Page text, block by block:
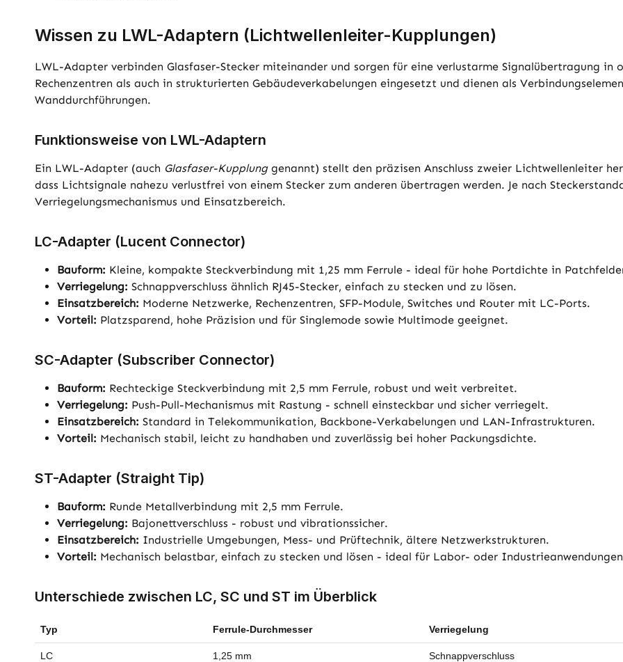
Wissen zu LWL-Adaptern (Lichtwellenleiter-Kupplungen)
LWL-Adapter verbinden Glasfaser-Stecker miteinander und sorgen für eine verlustarme Signalübertragung in
Rechenzentren als auch in strukturierten Gebäudeverkabelungen eingesetzt und dienen als
Wanddurchführungen.
Funktionsweise von LWL-Adaptern
Ein LWL-Adapter (auch Glasfaser-Kupplunggenannt) stellt den präzisen Anschluss zweier Lichtwellenleiter
dass Lichtsignale nahezu verlustfrei von einem Stecker zum anderen übertragen werden. Je nach
Verriegelungsmechanismus und Einsatzbereich.
LC-Adapter (Lucent Connector)
Bauform: Kleine, kompakte Steckverbindung mit 1,25 mm Ferrule - ideal für hohe Portdichte in
Verriegelung: Schnappverschluss ähnlich RJ45-Stecker, einfach zu stecken und zu lösen.
Einsatzbereich: Moderne Netzwerke, Rechenzentren, SFP-Module, Switches und Router mit LC-Ports.
Vorteil: Platzsparend, hohe Präzision und für Singlemode sowie Multimode geeignet.
SC-Adapter (Subscriber Connector)
Bauform: Rechteckige Steckverbindung mit 2,5 mm Ferrule, robust und weit verbreitet.
Verriegelung: Push-Pull-Mechanismus mit Rastung - schnell einsteckbar und sicher verriegelt.
Einsatzbereich: Standard in Telekommunikation, Backbone-Verkabelungen und LAN-Infrastrukturen.
Vorteil: Mechanisch stabil, leicht zu handhaben und zuverlässig bei hoher Packungsdichte.
ST-Adapter (Straight Tip)
Bauform: Runde Metallverbindung mit 2,5 mm Ferrule.
Verriegelung: Bajonettverschluss - robust und vibrationssicher.
Einsatzbereich: Industrielle Umgebungen, Mess- und Prüftechnik, ältere Netzwerkstrukturen.
Vorteil: Mechanisch belastbar, einfach zu stecken und lösen - ideal für Labor- oder
Unterschiede zwischen LC, SC und ST im Überblick
Typ Ferrule-Durchmesser Verriegelung
LC 1,25 mm Schnappverschluss